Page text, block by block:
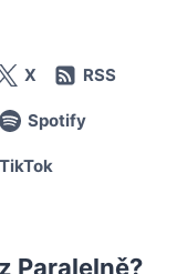
X RSS
Spotify
TikTok
Paralelně?